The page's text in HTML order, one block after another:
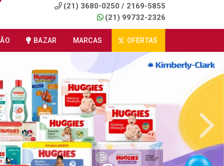
(21) 3680-0250 / 2169-5855
(21) 99732-2326
BAZAR MARCAS OFERTAS